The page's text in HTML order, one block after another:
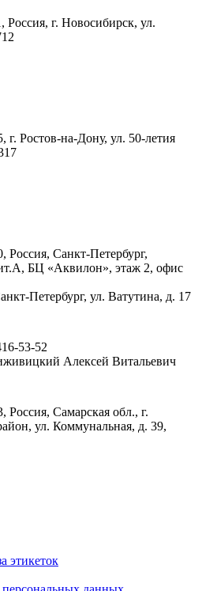
Россия, г. Новосибирск, ул.
г. Ростов-на-Дону, ул. 50-летия
Россия, Санкт-Петербург,
БЦ «Аквилон», этаж 2, офис
Петербург, ул. Ватутина, д. 17
53-52
Алексей Витальевич
Россия, Самарская обл., г.
ул. Коммунальная, д. 39,
этикеток